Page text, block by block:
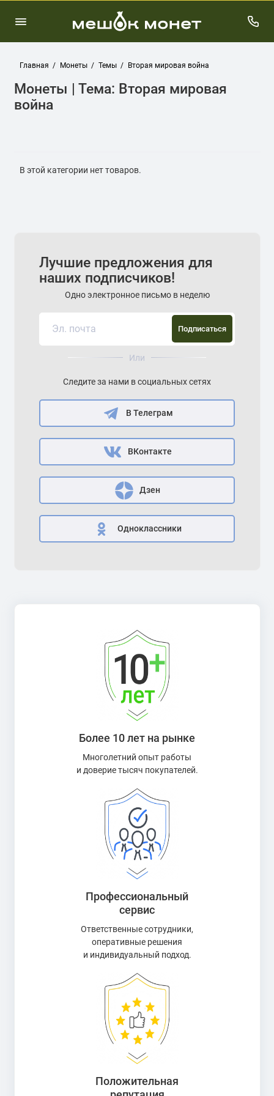
Главная Монеты Темы Вторая мировая война
Монеты | Тема: Вторая мировая
война
В этой категории нет товаров.
Лучшие предложения для
наших подписчиков!
Одно электронное письмо в неделю
Подписаться
Или
Следите за нами в социальных сетях
В Телеграм
ВКонтакте
Дзен
Одноклассники
Более 10 лет на рынке
Многолетний опыт работы
и доверие тысяч покупателей.
Профессиональный
сервис
Ответственные сотрудники,
оперативные решения
и индивидуальный подход.
Положительная